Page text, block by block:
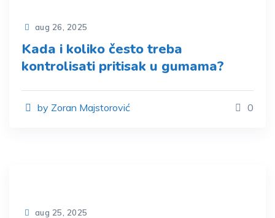
aug 26, 2025
Kada i koliko često treba
kontrolisati pritisak u gumama?
by Zoran Majstorović 0
aug 25, 2025